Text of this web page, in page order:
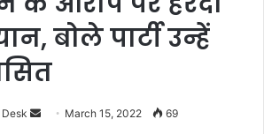
बोले पार्टी उन्हें
March 15, 2022 69